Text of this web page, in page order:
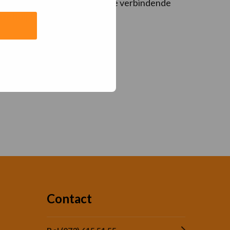
Sport & Cultuur. Ze zijn de verbindende
hulp!
Contact